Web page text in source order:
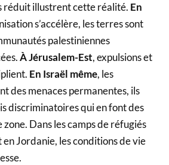
réduit illustrent cette réalité. En
s’accélère, les terres sont
palestiniennes
À Jérusalem-Est, expulsions et
En Israël même, les
des menaces permanentes, ils
discriminatoires qui en font des
Dans les camps de réfugiés
en Jordanie, les conditions de vie